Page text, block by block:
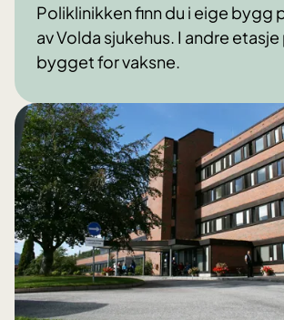
Poliklinikken finn du i eige bygg
av Volda sjukehus. I andre
bygget for vaksne.